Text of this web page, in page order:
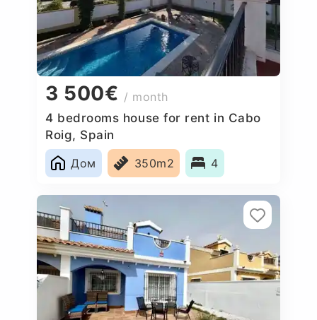
3 500€ / month
4 bedrooms house for rent in Cabo
Roig, Spain
Дом
350m2 4